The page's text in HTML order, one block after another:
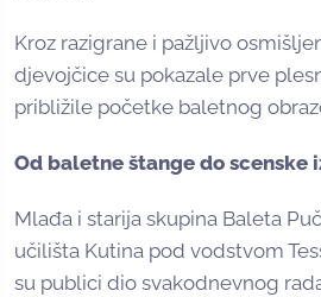
Kroz razigrane i pažljivo
djevojčice su pokazale prve
približile početke baletnog
Od baletne štange do scenske
Mlađa i starija skupina Baleta
učilišta Kutina pod vodstvom
su publici dio svakodnevnog